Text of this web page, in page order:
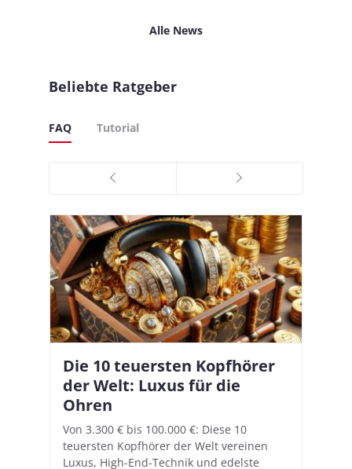
Alle News
Beliebte Ratgeber
FAQ Tutorial
Die 10 teuersten Kopfhörer
der Welt: Luxus für die
Ohren
Von 3.300 € bis 100.000 €: Diese 10
teuersten Kopfhörer der Welt vereinen
Luxus, High-End-Technik und edelste
Apple AirPods Pro 2 und iOS
18.1: So richtet ihr das neue
Hörgeräte-Feature ein
Mit iOS 18.1 und den AirPods Pro 2
verwandelt Apple seine In-Ear-Kopfhörer
in kostengünstige Hörhilfen. In wenigen